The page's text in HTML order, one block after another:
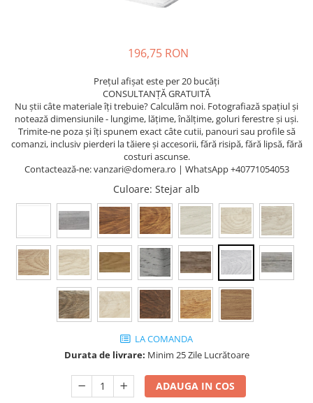
196,75 RON
Prețul afișat este per 20 bucăți
CONSULTANȚĂ GRATUITĂ
Nu știi câte materiale îți trebuie? Calculăm noi. Fotografiază spațiul și
notează dimensiunile - lungime, lățime, înălțime, goluri ferestre și uși.
Trimite-ne poza și îți spunem exact câte cutii, panouri sau profile să
comanzi, inclusiv pierderi la tăiere și accesorii, fără risipă, fără lipsă, fără
costuri ascunse.
Contactează-ne: vanzari@domera.ro | WhatsApp +40771054053
Culoare: Stejar alb
LA COMANDA
Durata de livrare: Minim 25 Zile Lucrătoare
ADAUGA IN COS